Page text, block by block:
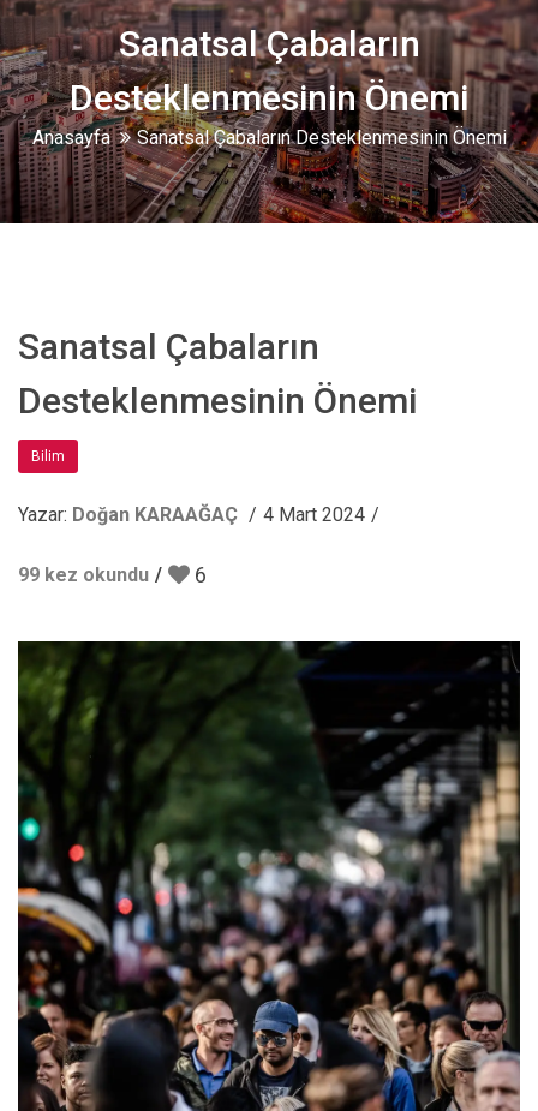
Sanatsal Çabaların
Desteklenmesinin Önemi
Anasayfa Sanatsal Çabaların Desteklenmesinin Önemi
Sanatsal Çabaların
Desteklenmesinin Önemi
Bilim
Yazar: Doğan KARAAĞAÇ 4 Mart 2024
99 kez okundu 6